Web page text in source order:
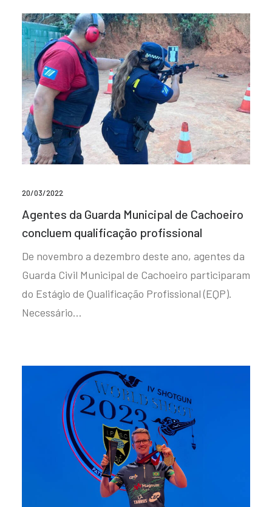
20/03/2022
Agentes da Guarda Municipal de Cachoeiro
concluem qualificação profissional
De novembro a dezembro deste ano, agentes da
Guarda Civil Municipal de Cachoeiro participaram
do Estágio de Qualificação Profissional (EQP).
Necessário…